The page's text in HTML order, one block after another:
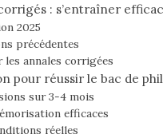
: s’entraîner
2025
précédentes
annales corrigées
pour réussir le bac de
sur 3-4 mois
efficaces
réelles